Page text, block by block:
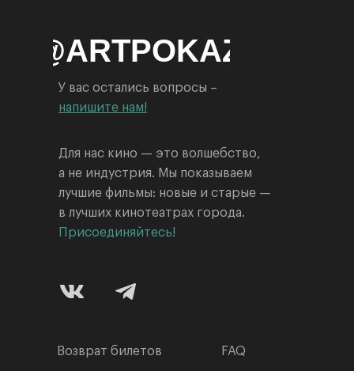
Для нас кино — это волшебство,
а не индустрия. Мы показываем
лучшие фильмы: новые и старые —
в лучших кинотеатрах города.
Присоединяйтесь!
Возврат билетов
У вас остались вопросы –
напишите нам!
FAQ